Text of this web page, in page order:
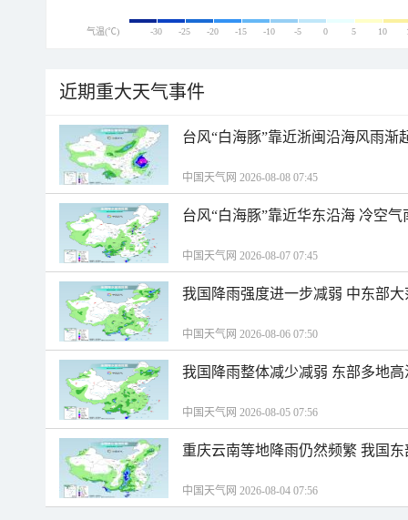
气温(℃) -30 -25 -20 -15 -10 -5 0 5 10
近期重大天气事件
台风“白海豚”靠近浙闽沿海风雨渐
中国天气网 2026-08-08 07:45
台风“白海豚”靠近华东沿海 冷空
中国天气网 2026-08-07 07:45
我国降雨强度进一步减弱 中东部
中国天气网 2026-08-06 07:50
我国降雨整体减少减弱 东部多地
中国天气网 2026-08-05 07:56
重庆云南等地降雨仍然频繁 我国
中国天气网 2026-08-04 07:56